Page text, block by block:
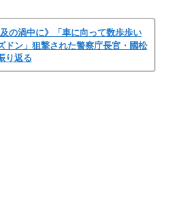
及の渦中に》「車に向って数歩歩い
ドン」狙撃された警察庁長官・國松
り返る